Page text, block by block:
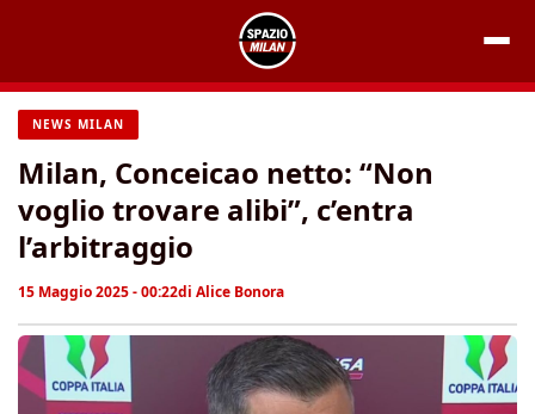
contenuto
NEWS MILAN
Milan, Conceicao netto: “Non
voglio trovare alibi”, c’entra
l’arbitraggio
15 Maggio 2025 - 00:22di Alice Bonora